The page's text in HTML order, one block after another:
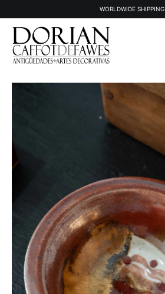
WORLDWIDE SHIPPING
OBJETS VENDUS
À PROPOS
CONTACT
NEWSLETTER